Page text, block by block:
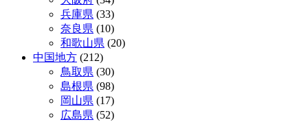
兵庫県 (33)
奈良県 (10)
和歌山県 (20)
中国地方 (212)
鳥取県 (30)
島根県 (98)
岡山県 (17)
広島県 (52)